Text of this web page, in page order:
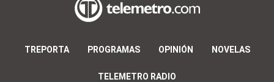
TREPORTA PROGRAMAS OPINIÓN NOVELAS
TELEMETRO RADIO